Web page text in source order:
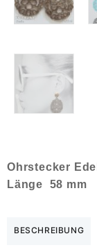
Ohrstecker
Länge 58 mm
BESCHREIBUNG